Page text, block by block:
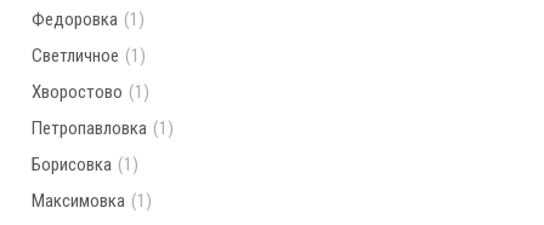
Федоровка (1)
Светличное (1)
Хворостово (1)
Петропавловка (1)
Борисовка (1)
Максимовка (1)